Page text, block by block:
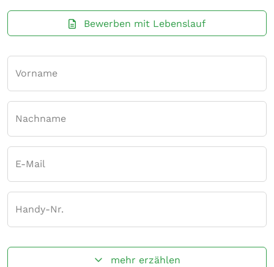
Bewerben mit Lebenslauf
Vorname
Nachname
E-Mail
Handy-Nr.
mehr erzählen